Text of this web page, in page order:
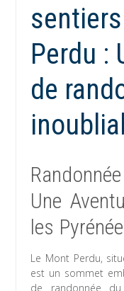
Perdu :
de
Une
les
Le Mont Perdu,
est un sommet
de randonnée